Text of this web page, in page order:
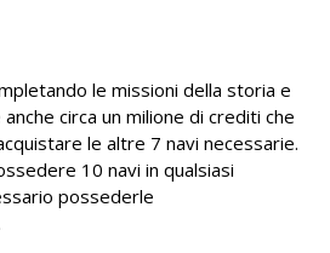
le missioni della storia e
circa un milione di crediti che
le altre 7 navi necessarie.
10 navi in qualsiasi
possederle